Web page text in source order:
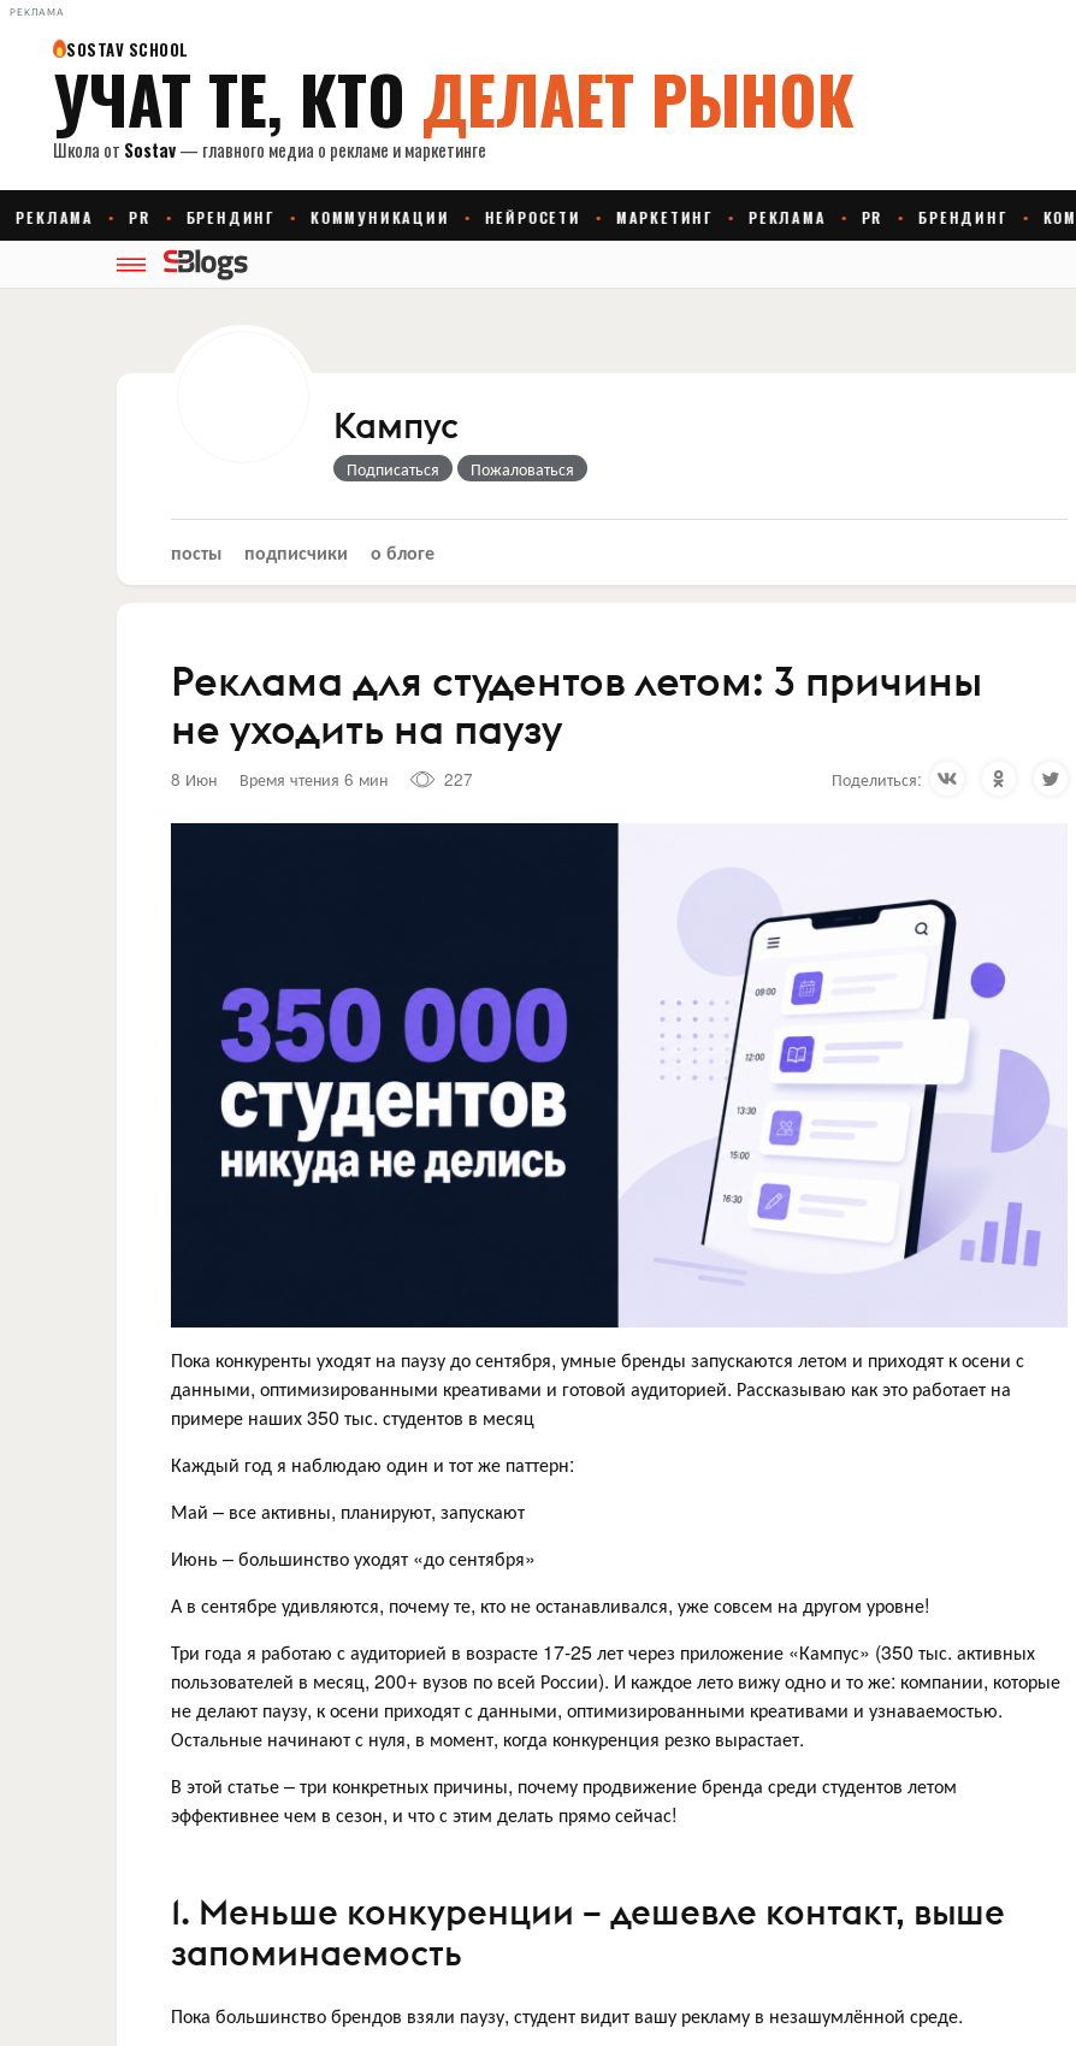
РЕКЛАМА
Кампус
Подписаться Пожаловаться
посты подписчики о блоге
Реклама для студентов летом: 3 причины
не уходить на паузу
8 Июн Время чтения 6 мин 227 Поделиться:
Пока конкуренты уходят на паузу до сентября, умные бренды запускаются летом и приходят к осени с
данными, оптимизированными креативами и готовой аудиторией. Рассказываю как это работает на
примере наших 350 тыс. студентов в месяц
Каждый год я наблюдаю один и тот же паттерн:
Май – все активны, планируют, запускают
Июнь – большинство уходят «до сентября»
А в сентябре удивляются, почему те, кто не останавливался, уже совсем на другом уровне!
Три года я работаю с аудиторией в возрасте 17-25 лет через приложение «Кампус» (350 тыс. активных
пользователей в месяц, 200+ вузов по всей России). И каждое лето вижу одно и то же: компании, которые
не делают паузу, к осени приходят с данными, оптимизированными креативами и узнаваемостью.
Остальные начинают с нуля, в момент, когда конкуренция резко вырастает.
В этой статье – три конкретных причины, почему продвижение бренда среди студентов летом
эффективнее чем в сезон, и что с этим делать прямо сейчас!
1. Меньше конкуренции – дешевле контакт, выше
запоминаемость
Пока большинство брендов взяли паузу, студент видит вашу рекламу в незашумлённой среде.